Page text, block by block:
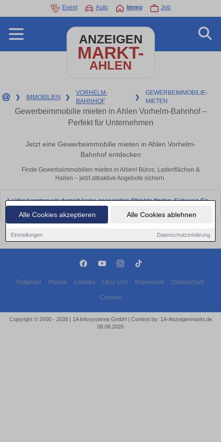
Alle Cookies akzeptieren Alle Cookies ablehnen
Einstellungen Datenschutzerklärung
Event Auto Immo Job
ANZEIGEN
MARKT-
AHLEN
❯ IMMOBILIEN ❯
VORHELM-
BAHNHOF
❯
GEWERBEIMMOBILIE-
MIETEN
Gewerbeimmobilie mieten in Ahlen Vorhelm-Bahnhof –
Perfekt für Unternehmen
Jetzt eine Gewerbeimmobilie mieten in Ahlen Vorhelm-
Bahnhof entdecken
Finde Gewerbeimmobilien mieten in Ahlen! Büros, Ladenflächen &
Hallen – jetzt attraktive Angebote sichern.
Leider konnten wir derzeit keine passenden Objekte finden. Schauen Sie
Ratgeber Presse Lokales Über Uns Impressum Datenschutz
Cookies
Copyright © 2000 - 2026 | 1A Infosysteme GmbH | Content by: 1A-Anzeigenmarkt.de
08.08.2026